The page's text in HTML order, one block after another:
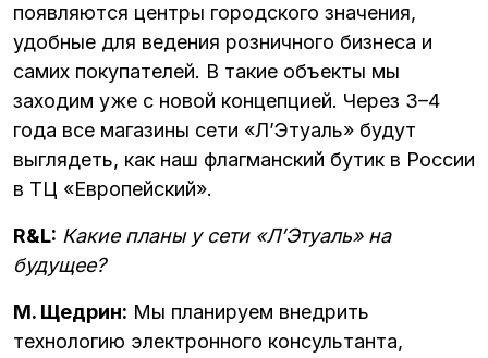
появляются центры городского значения,
удобные для ведения розничного бизнеса и
самих покупателей. В такие объекты мы
заходим уже с новой концепцией. Через 3–4
года все магазины сети «Л’Этуаль» будут
выглядеть, как наш флагманский бутик в России
в ТЦ «Европейский».
R&L: Какие планы у сети «Л’Этуаль» на
будущее?
М. Щедрин: Мы планируем внедрить
технологию электронного консультанта,